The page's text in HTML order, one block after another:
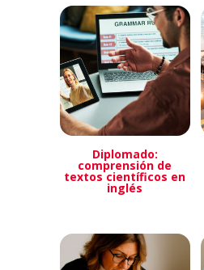
Diplomado:
comprensión de
textos científicos en
inglés